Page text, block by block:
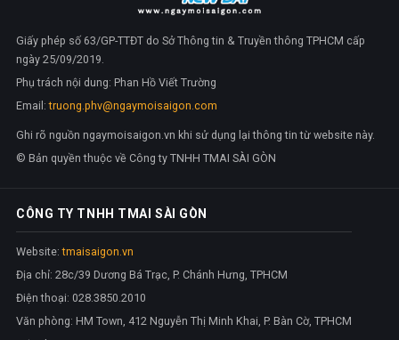
Giấy phép số 63/GP-TTĐT do Sở Thông tin & Truyền thông TPHCM cấp
ngày 25/09/2019.
Phụ trách nội dung: Phan Hồ Viết Trường
Email:truong.phv@ngaymoisaigon.com
Ghi rõ nguồn ngaymoisaigon.vn khi sử dụng lại thông tin từ website này.
© Bản quyền thuộc về Công ty TNHH TMAI SÀI GÒN
CÔNG TY TNHH TMAI SÀI GÒN
Website:tmaisaigon.vn
Địa chỉ: 28c/39 Dương Bá Trạc, P. Chánh Hưng, TPHCM
Điện thoại: 028.3850.2010
Văn phòng: HM Town, 412 Nguyễn Thị Minh Khai, P. Bàn Cờ, TPHCM